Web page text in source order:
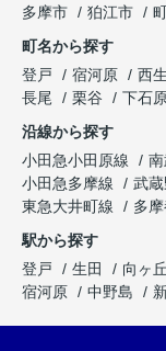
多摩市
狛江市
町名から探す
登戸
宿河原 西
長尾
栗谷
下石
沿線から探す
小田急小田原線
小田急多摩線
武
東急大井町線
多
駅から探す
登戸
生田 向ヶ
宿河原
中野島